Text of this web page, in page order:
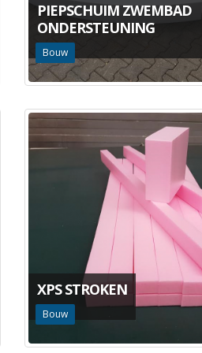
PIEPSCHUIM ZWEMBAD
ONDERSTEUNING
Bouw
XPS STROKEN
Bouw